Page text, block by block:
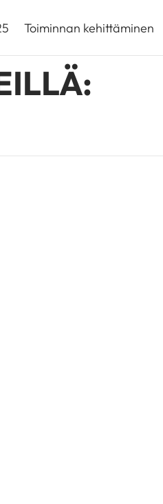
Toiminnan kehittäminen